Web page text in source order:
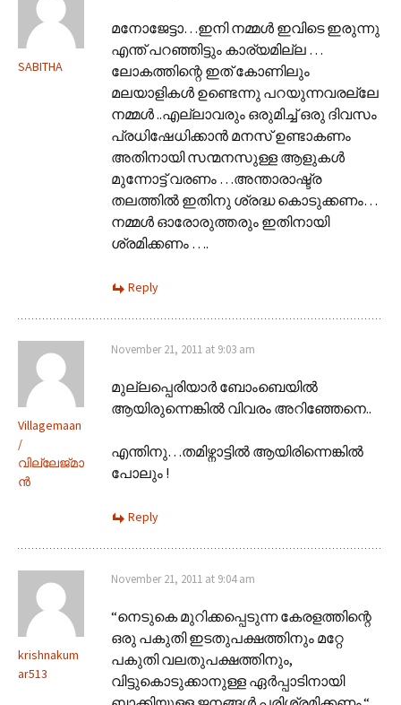
SABITHA
മനോജേട്ടാ…ഇനി നമ്മള്‍ ഇവിടെ ഇരുന്നു
എന്ത് പറഞ്ഞിട്ടും കാര്യമില്ല …
ലോകത്തിന്റെ ഇത് കോണിലും
മലയാളികള്‍ ഉണ്ടെന്നു പറയുന്നവരല്ലേ
നമ്മള്‍ ..എല്ലാവരും ഒരുമിച്ച് ഒരു ദിവസം
പ്രധിഷേധിക്കാന്‍ മനസ് ഉണ്ടാകണം
അതിനായി സന്മനസുള്ള ആളുകള്‍
മുന്നോട്ട് വരണം …അന്താരാഷ്ട്ര
തലത്തില്‍ ഇതിനു ശ്രദ്ധ കൊടുക്കണം…
നമ്മള്‍ ഓരോരുത്തരും ഇതിനായി
ശ്രമിക്കണം ….
Reply
Villagemaan
/
വില്ലേജ്മാ
ന്‍
November 21, 2011 at 9:03 am
മുല്ലപ്പെരിയാര്‍ ബോംബെയില്‍
ആയിരുന്നെങ്കില്‍ വിവരം അറിഞ്ഞേനെ..
എന്തിനു…തമിഴ്നാട്ടില്‍ ആയിരിന്നെങ്കില്‍
പോലും !
Reply
krishnakum
ar513
November 21, 2011 at 9:04 am
“നെടുകെ മുറിക്കപ്പെടുന്ന കേരളത്തിന്റെ
ഒരു പകുതി ഇടതുപക്ഷത്തിനും മറ്റേ
പകുതി വലതുപക്ഷത്തിനും,
വിട്ടുകൊടുക്കാനുള്ള ഏർപ്പാടിനായി